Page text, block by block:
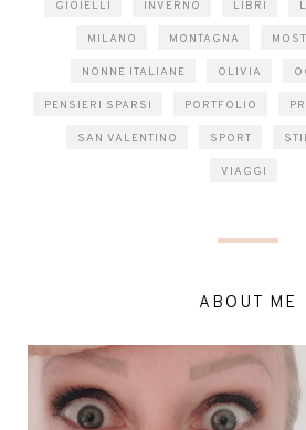
GIOIELLI INVERNO LIBRI
MILANO MONTAGNA
NONNE ITALIANE OLIVIA
PENSIERI SPARSI PORTFOLIO
SAN VALENTINO SPORT
VIAGGI
ABOUT ME